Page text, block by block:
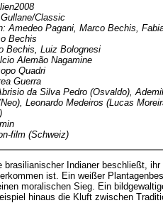
Classic
Amedeo Pagani, Marco Bechis,
Bechis
Bechis, Luiz Bolognesi
Alemão Nagamine
Quadri
Guerra
da Silva Pedro (Osvaldo),
Leonardo Medeiros (Lucas
film (Schweiz)
brasilianischer Indianer beschließt,
ist. Ein weißer
moralischen Sieg. Ein
hinaus die Kluft zwischen